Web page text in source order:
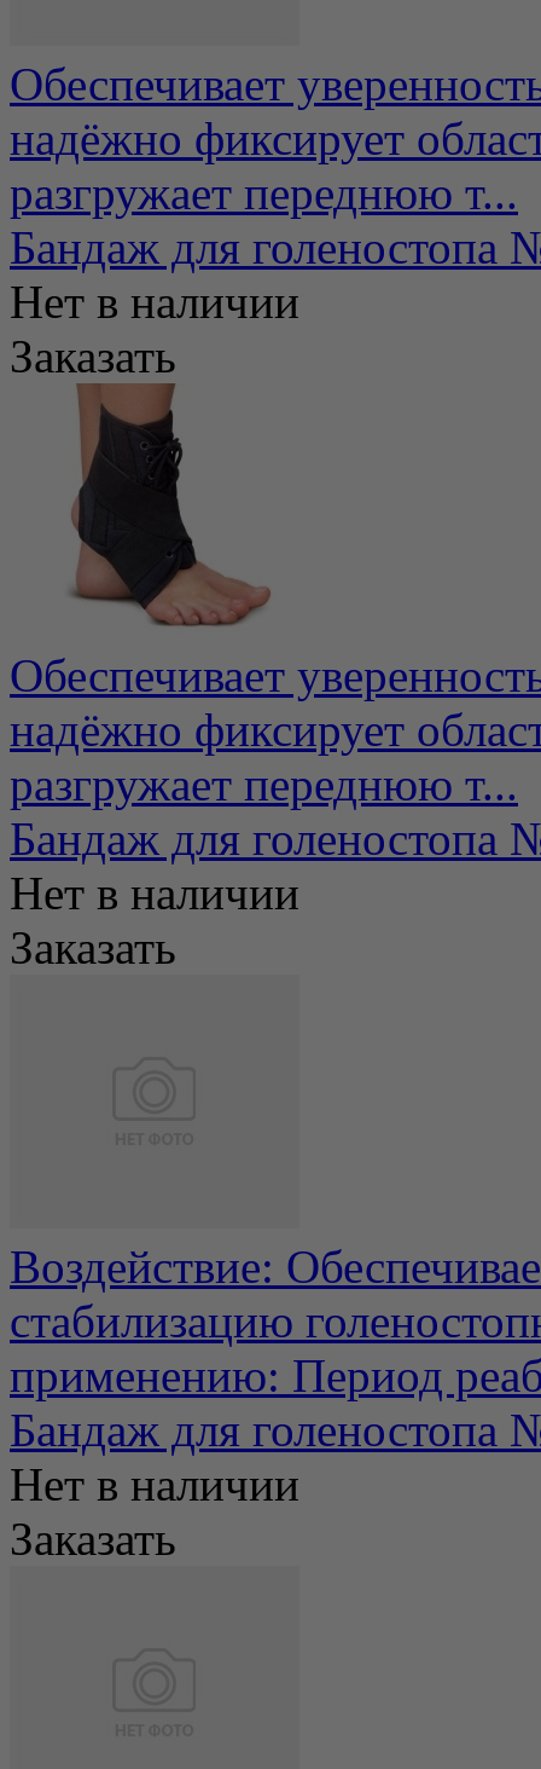
Обеспечивает
надёжно фиксирует
разгружает переднюю т...
Бандаж для
Нет в наличии
Заказать
Обеспечивает
надёжно фиксирует
разгружает переднюю т...
Бандаж для
Нет в наличии
Заказать
Воздействие:
стабилизацию
применению: Период
Бандаж для голеностопа
Нет в наличии
Заказать